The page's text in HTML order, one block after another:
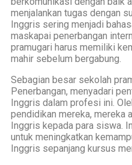
menjalankan tugas dengan
Inggris sering menjadi
maskapai penerbangan
pramugari harus memiliki
mahir sebelum bergabung.
Sebagian besar sekolah
Penerbangan, menyadari
Inggris dalam profesi ini.
pendidikan mereka, mereka
Inggris kepada para siswa.
untuk meningkatkan
Inggris sepanjang kursus